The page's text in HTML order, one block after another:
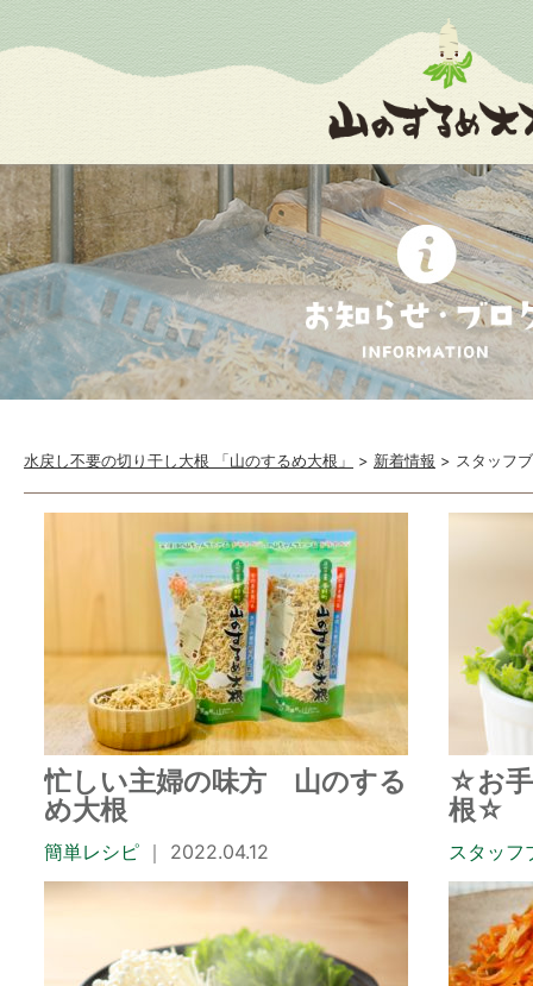
水戻し不要の切り干し大根 「山のするめ大根」 > 新着情報 > スタッフ
忙しい主婦の味方 山のする
め大根
簡単レシピ ｜ 2022.04.12
☆お手
根☆
スタッフ
｜